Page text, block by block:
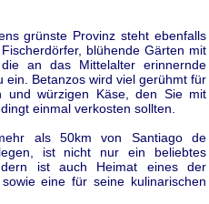
grünste Provinz steht ebenfalls
blühende Gärten mit
an das Mittelalter erinnernde
ein. Betanzos wird viel gerühmt für
und würzigen Käse, den Sie mit
einmal verkosten sollten.
als 50km von Santiago de
ist nicht nur ein beliebtes
ist auch Heimat eines der
eine für seine kulinarischen